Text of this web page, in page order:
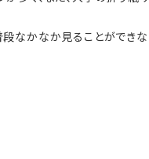
段なかなか見ることができ